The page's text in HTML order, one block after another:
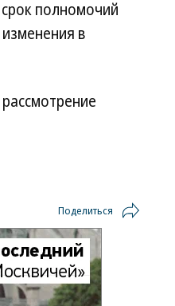
полномочий
в
Поделиться